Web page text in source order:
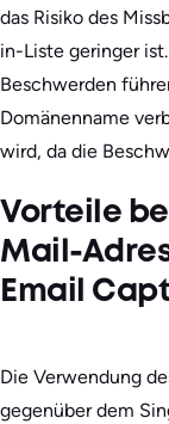
das Risiko des
in-Liste geringer
Beschwerden
Domänenname
wird, da die
Vorteile
Mail-
Email
Die Verwendung
gegenüber dem